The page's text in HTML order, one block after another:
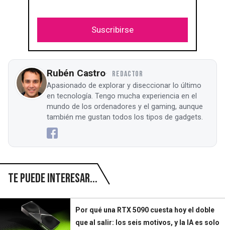
Suscribirse
Rubén Castro REDACTOR
Apasionado de explorar y diseccionar lo último
en tecnología. Tengo mucha experiencia en el
mundo de los ordenadores y el gaming, aunque
también me gustan todos los tipos de gadgets.
Te puede interesar...
Por qué una RTX 5090 cuesta hoy el doble
que al salir: los seis motivos, y la IA es solo